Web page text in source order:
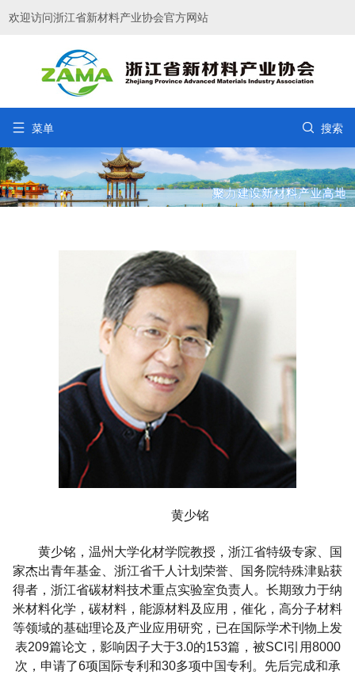
欢迎访问浙江省新材料产业协会官方网站
 菜单  搜索
黄少铭
黄少铭，温州大学化材学院教授，浙江省特级专家、国
家杰出青年基金、浙江省千人计划荣誉、国务院特殊津贴获
得者，浙江省碳材料技术重点实验室负责人。长期致力于纳
米材料化学，碳材料，能源材料及应用，催化，高分子材料
等领域的基础理论及产业应用研究，已在国际学术刊物上发
表209篇论文，影响因子大于3.0的153篇，被SCI 引用8000
次，申请了6项国际专利和30多项中国专利。先后完成和承